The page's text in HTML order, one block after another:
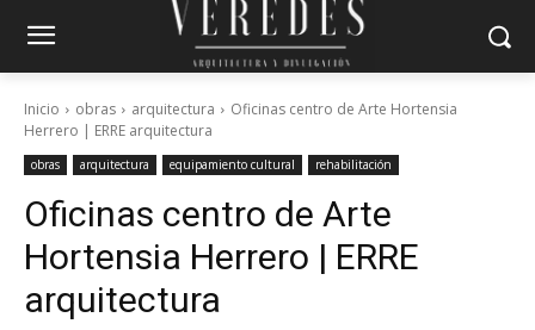
Inicio obras arquitectura
Oficinas centro de Arte Hortensia
Herrero | ERRE arquitectura
obras arquitectura equipamiento cultural rehabilitación
Oficinas centro de Arte
Hortensia Herrero | ERRE
arquitectura